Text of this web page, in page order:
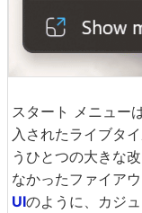
スタート メニュー
入されたライブタ
うひとつの大きな
なかったファイア
UIのように、カジ